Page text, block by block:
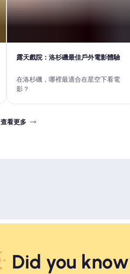
露天戲院：洛杉磯最佳戶外電影體驗
在洛杉磯，哪裡最適合在星空下看電
影？
查看更多
Did you